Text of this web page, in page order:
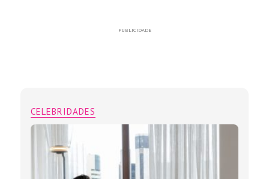
PUBLICIDADE
CELEBRIDADES